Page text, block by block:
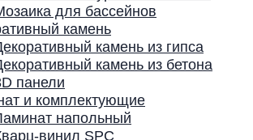
для бассейнов
камень
камень из гипса
камень из бетона
панели
и комплектующие
напольный
винил SPC